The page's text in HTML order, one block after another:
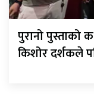
पुरानो पुस्ताको
किशोर दर्शकले